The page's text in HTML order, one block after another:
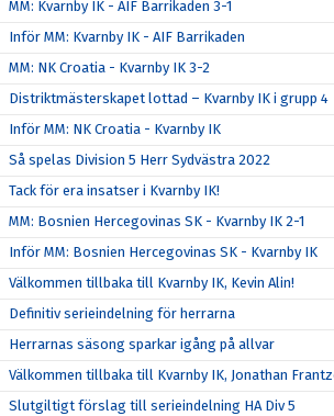
MM: Kvarnby IK - AIF Barrikaden 3-1
Inför MM: Kvarnby IK - AIF Barrikaden
MM: NK Croatia - Kvarnby IK 3-2
Distriktmästerskapet lottad – Kvarnby IK i grupp 4
Inför MM: NK Croatia - Kvarnby IK
Så spelas Division 5 Herr Sydvästra 2022
Tack för era insatser i Kvarnby IK!
MM: Bosnien Hercegovinas SK - Kvarnby IK 2-1
Inför MM: Bosnien Hercegovinas SK - Kvarnby IK
Välkommen tillbaka till Kvarnby IK, Kevin Alin!
Definitiv serieindelning för herrarna
Herrarnas säsong sparkar igång på allvar
Välkommen tillbaka till Kvarnby IK, Jonathan
Slutgiltigt förslag till serieindelning HA Div 5